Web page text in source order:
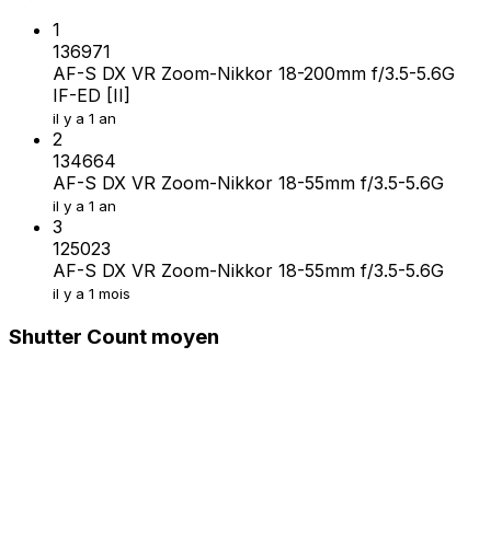
1
136971
AF-S DX VR Zoom-Nikkor 18-200mm f/3.5-5.6G
IF-ED [II]
il y a 1 an
2
134664
AF-S DX VR Zoom-Nikkor 18-55mm f/3.5-5.6G
il y a 1 an
3
125023
AF-S DX VR Zoom-Nikkor 18-55mm f/3.5-5.6G
il y a 1 mois
Shutter Count moyen